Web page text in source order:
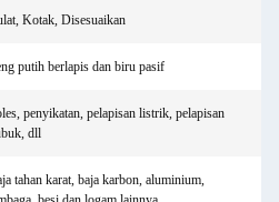
Kotak, Disesuaikan
putih berlapis dan biru pasif
penyikatan, pelapisan listrik, pelapisan
dll
tahan karat, baja karbon, aluminium,